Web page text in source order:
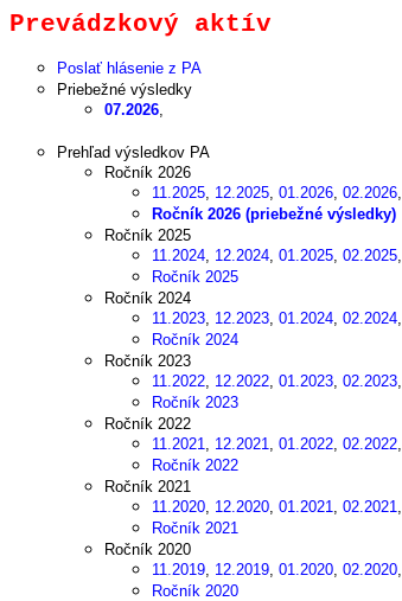
Prevádzkový aktív
Poslať hlásenie z PA
Priebežné výsledky
07.2026,
Prehľad výsledkov PA
Ročník 2026
11.2025, 12.2025, 01.2026, 02.2026,
Ročník 2026 (priebežné výsledky)
Ročník 2025
11.2024, 12.2024, 01.2025, 02.2025,
Ročník 2025
Ročník 2024
11.2023, 12.2023, 01.2024, 02.2024,
Ročník 2024
Ročník 2023
11.2022, 12.2022, 01.2023, 02.2023,
Ročník 2023
Ročník 2022
11.2021, 12.2021, 01.2022, 02.2022,
Ročník 2022
Ročník 2021
11.2020, 12.2020, 01.2021, 02.2021,
Ročník 2021
Ročník 2020
11.2019, 12.2019, 01.2020, 02.2020,
Ročník 2020